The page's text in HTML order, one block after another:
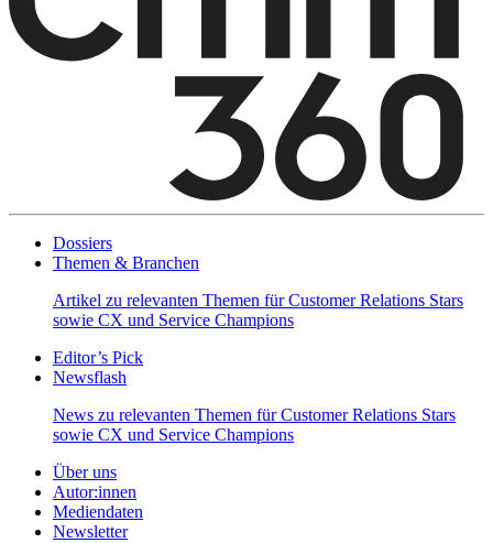
Dossiers
Themen & Branchen
Artikel zu relevanten Themen für Customer Relations Stars
sowie CX und Service Champions
Editor’s Pick
Newsflash
News zu relevanten Themen für Customer Relations Stars
sowie CX und Service Champions
Über uns
Autor:innen
Mediendaten
Newsletter